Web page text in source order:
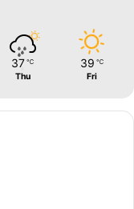
37 ℃
Thu
39 ℃
Fri